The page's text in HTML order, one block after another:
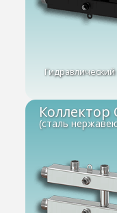
Коллектор
(сталь